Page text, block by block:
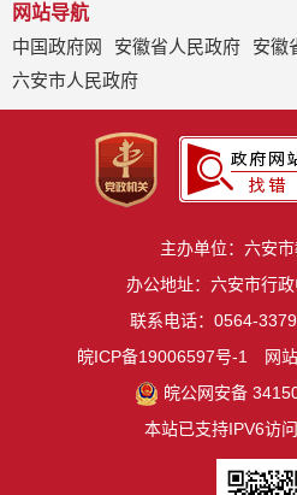
网站导航
中国政府网
安徽省人民政府 安徽
六安市人民政府
主办单位：六安
办公地址：六安市行
联系电话：0564-
皖ICP备19006597号-1
网
皖公网安备
本站已支持IPV6访问